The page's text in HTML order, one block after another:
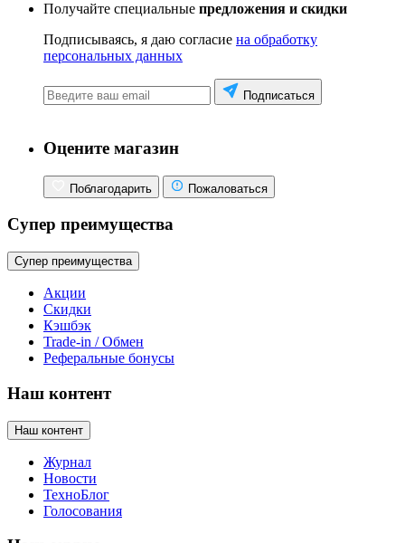
Получайте специальные предложения и скидки
Подписываясь, я даю согласие на обработку
персональных данных
Подписаться
Оцените магазин
Поблагодарить Пожаловаться
Супер преимущества
Супер преимущества
Акции
Скидки
Кэшбэк
Trade-in / Обмен
Реферальные бонусы
Наш контент
Наш контент
Журнал
Новости
ТехноБлог
Голосования